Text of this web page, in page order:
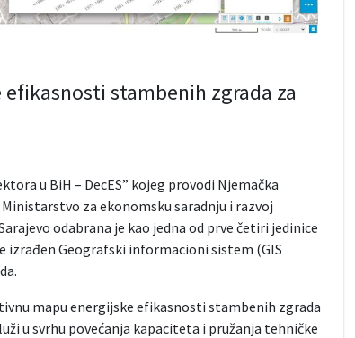
stambenih zgrada za
u BiH – DecES” kojeg provodi Njemačka
za ekonomsku saradnju i razvoj
odabrana je kao jedna od prve četiri jedinice
izrađen Geografski informacioni sistem (GIS
mapu energijske efikasnosti stambenih zgrada
u svrhu povećanja kapaciteta i pružanja tehničke